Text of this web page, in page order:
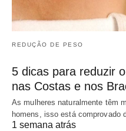
REDUÇÃO DE PESO
5 dicas para reduzir
nas Costas e nos
As mulheres naturalmente têm
homens, isso está comprovado
1 semana atrás